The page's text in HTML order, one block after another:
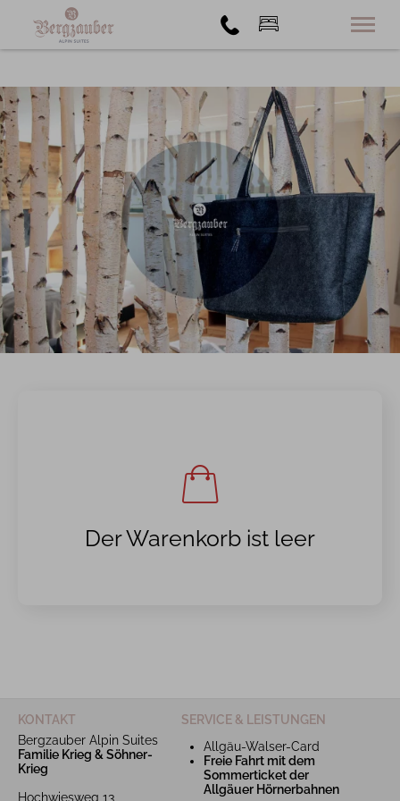
2 Erwachsene
Alpin Suites
Buchen
Extras
Angebote
Kontakt
+49 176 72756108
Der Warenkorb ist leer
KONTAKT
Bergzauber Alpin Suites
Familie Krieg & Söhner-
Krieg
Hochwiesweg 13
SERVICE & LEISTUNGEN
Allgäu-Walser-Card
Freie Fahrt mit dem
Sommerticket der
Allgäuer Hörnerbahnen